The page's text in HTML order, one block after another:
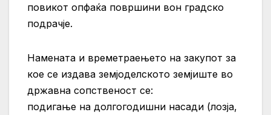
повикот опфаќа површини вон градско
подрачје.
Намената и времетраењето на закупот за
кое се издава земјоделското земјиште во
државна сопственост се:
подигање на долгогодишни насади (лозја,